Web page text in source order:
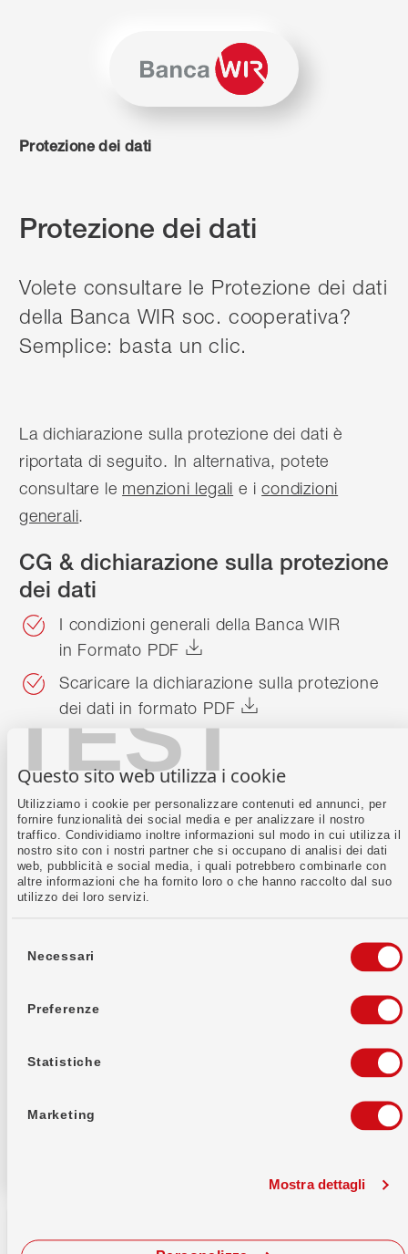
TEST
Questo sito web utilizza i cookie
Utilizziamo i cookie per personalizzare contenuti ed annunci, per
fornire funzionalità dei social media e per analizzare il nostro
traffico. Condividiamo inoltre informazioni sul modo in cui utilizza il
nostro sito con i nostri partner che si occupano di analisi dei dati
web, pubblicità e social media, i quali potrebbero combinarle con
altre informazioni che ha fornito loro o che hanno raccolto dal suo
utilizzo dei loro servizi.
Necessari
Preferenze
Statistiche
Marketing
Mostra dettagli
Per navigare in questo sito è necessario JavaScript. In
Protezione dei dati
Protezione dei dati
Volete consultare le Protezione dei dati
della Banca WIR soc. cooperativa?
Semplice: basta un clic.
La dichiarazione sulla protezione dei dati è
riportata di seguito. In alternativa, potete
consultare le menzioni legali e icondizioni
generali.
CG & dichiarazione sulla protezione
dei dati
I condizioni generali della Banca WIR
in Formato PDF
Scaricare la dichiarazione sulla protezione
dei dati in formato PDF
Fondazione di libero passaggio
della Banca WIR
Regolamento della Fondazione di libero
passaggio della Banca WIR
Informativa sulla privacy Fondazione di
libero passaggio della Banca WIR
Regolamento della Fondazione di libero
Informativa sulla privacy Terzo
WIR